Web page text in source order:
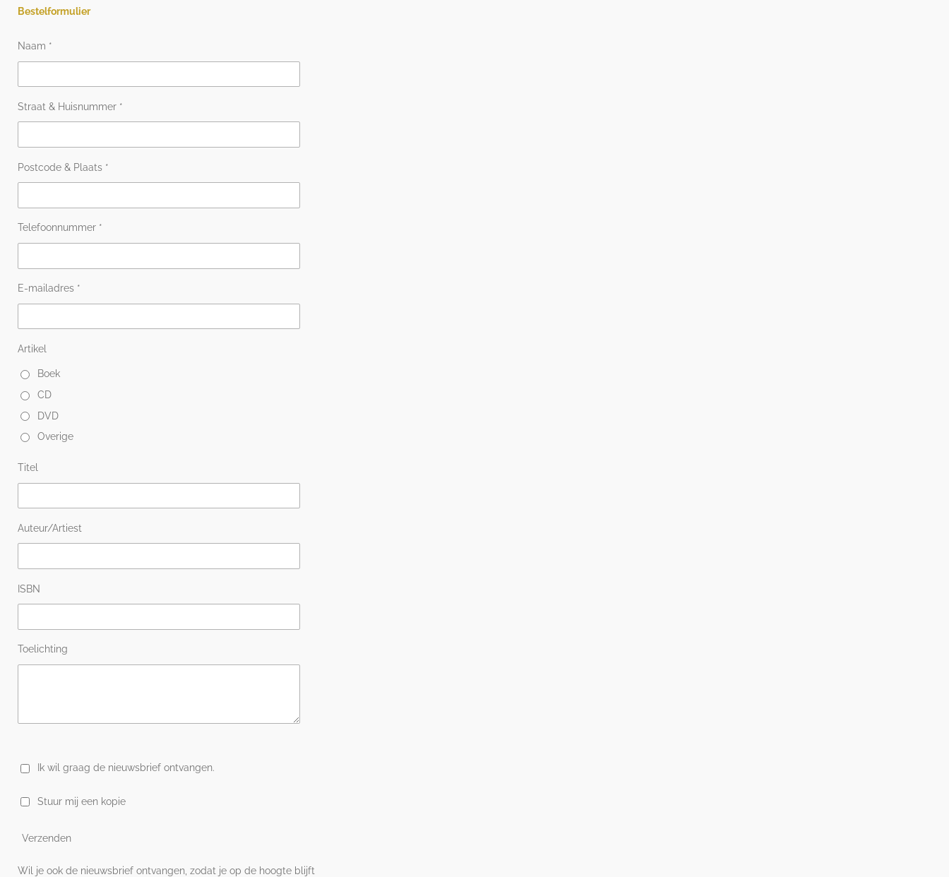
Bestelformulier
Naam *
Straat & Huisnummer *
Postcode & Plaats *
Telefoonnummer *
E-mailadres *
Artikel
Boek
CD
DVD
Overige
Titel
Auteur/Artiest
ISBN
Toelichting
Ik wil graag de nieuwsbrief ontvangen.
Stuur mij een kopie
Verzenden
Wil je ook de nieuwsbrief ontvangen, zodat je op de hoogte blijft